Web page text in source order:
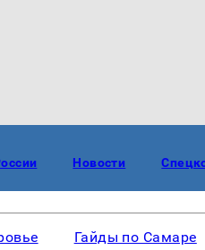
Новости
Гайды по Самаре